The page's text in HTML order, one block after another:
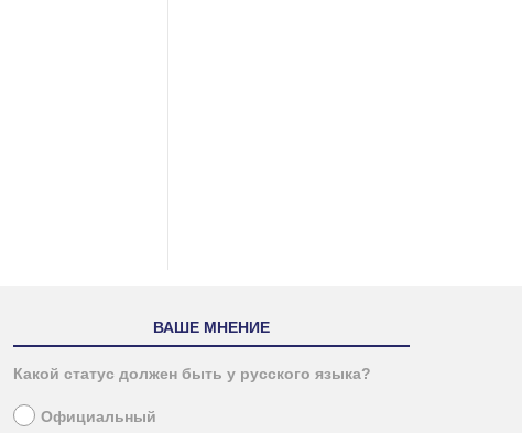
ВАШЕ МНЕНИЕ
Какой статус должен быть у русского языка?
Официальный